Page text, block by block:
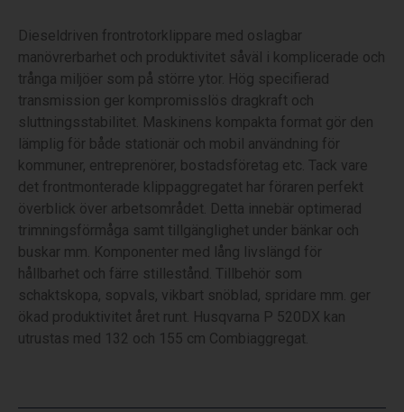
Dieseldriven frontrotorklippare med oslagbar
manövrerbarhet och produktivitet såväl i komplicerade och
trånga miljöer som på större ytor. Hög specifierad
transmission ger kompromisslös dragkraft och
sluttningsstabilitet. Maskinens kompakta format gör den
lämplig för både stationär och mobil användning för
kommuner, entreprenörer, bostadsföretag etc. Tack vare
det frontmonterade klippaggregatet har föraren perfekt
överblick över arbetsområdet. Detta innebär optimerad
trimningsförmåga samt tillgänglighet under bänkar och
buskar mm. Komponenter med lång livslängd för
hållbarhet och färre stillestånd. Tillbehör som
schaktskopa, sopvals, vikbart snöblad, spridare mm. ger
ökad produktivitet året runt. Husqvarna P 520DX kan
utrustas med 132 och 155 cm Combiaggregat.